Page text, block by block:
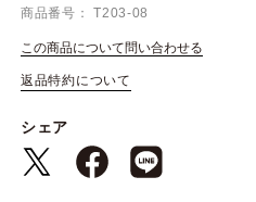
商品番号 T203-08
この商品について問い合わせる
返品特約について
シェア